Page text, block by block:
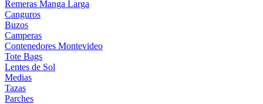
Remeras Manga Larga
Canguros
Buzos
Camperas
Contenedores Montevideo
Tote Bags
Lentes de Sol
Medias
Tazas
Parches